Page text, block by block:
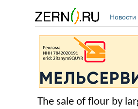
Новости
The sale of flour by